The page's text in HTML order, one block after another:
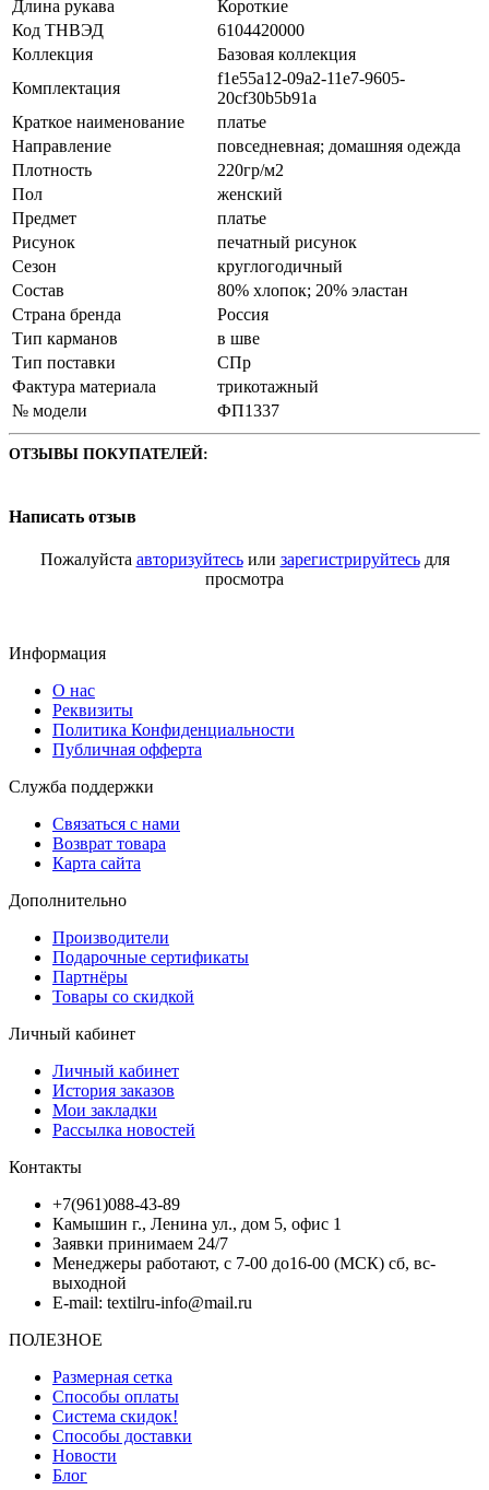
Длина рукава
Короткие
Код ТНВЭД
6104420000
Коллекция
Базовая коллекция
Комплектация
f1e55a12-09a2-11e7-9605-
20cf30b5b91a
Краткое наименование
платье
Направление
повседневная; домашняя одежда
Плотность
220гр/м2
Пол
женский
Предмет
платье
Рисунок
печатный рисунок
Сезон
круглогодичный
Состав
80% хлопок; 20% эластан
Страна бренда
Россия
Тип карманов
в шве
Тип поставки
СПр
Фактура материала
трикотажный
№ модели
ФП1337
ОТЗЫВЫ ПОКУПАТЕЛЕЙ:
Написать отзыв
Пожалуйста авторизуйтесьили зарегистрируйтесьдля
просмотра
Информация
О нас
Реквизиты
Политика Конфиденциальности
Публичная офферта
Служба поддержки
Связаться с нами
Возврат товара
Карта сайта
Дополнительно
Производители
Подарочные сертификаты
Партнёры
Товары со скидкой
Личный кабинет
Личный кабинет
История заказов
Мои закладки
Рассылка новостей
Контакты
+7(961)088-43-89
Камышин г., Ленина ул., дом 5, офис 1
Заявки принимаем 24/7
Менеджеры работают, с 7-00 до16-00 (МСК) сб, вс-
выходной
E-mail: textilru-info@mail.ru
ПОЛЕЗНОЕ
Размерная сетка
Способы оплаты
Система скидок!
Способы доставки
Новости
Блог